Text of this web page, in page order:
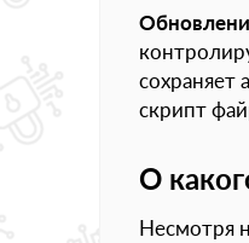
сохраняет
скрипт
О
Несмотря